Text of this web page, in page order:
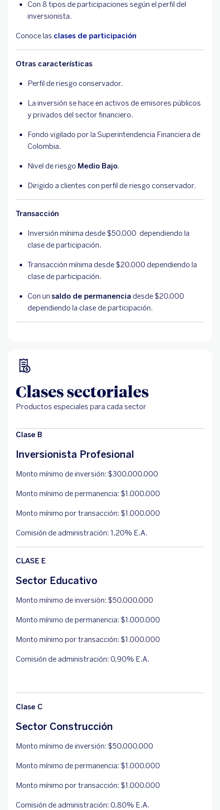
Con 8 tipos de participaciones según el perfil del
inversionista.
Conoce las clases de participación
Otras características
Perfil de riesgo conservador.
La inversión se hace en activos de emisores públicos
y privados del sector financiero.
Fondo vigilado por la Superintendencia Financiera de
Colombia.
Nivel de riesgo Medio Bajo.
Dirigido a clientes con perfil de riesgo conservador.
Transacción
Inversión mínima desde $50.000 dependiendo la
clase de participación.
Transacción mínima desde $20.000 dependiendo la
clase de participación.
Con un saldo de permanencia desde $20.000
dependiendo la clase de participación.
Clases sectoriales
Productos especiales para cada sector
Clase B
Inversionista Profesional
Monto mínimo de inversión: $300.000.000
Monto mínimo de permanencia: $1.000.000
Monto mínimo por transacción: $1.000.000
Comisión de administración: 1,20% E.A.
CLASE E
Sector Educativo
Monto mínimo de inversiòn: $50.000.000
Monto mínimo de permanencia: $1.000.000
Monto mínimo por transacción: $1.000.000
Comisión de administración: 0,90% E.A.
Clase C
Sector Construcción
Monto mínimo de inversión: $50.000.000
Monto mínimo de permanencia: $1.000.000
Monto mínimo por transacción: $1.000.000
Comisión de administración: 0,80% E.A.